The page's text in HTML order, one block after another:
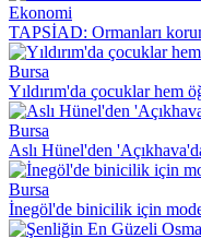
Ekonomi
TAPSİAD: Ormanları
Bursa
Yıldırım'da çocuklar hem
Bursa
Aslı Hünel'den
Bursa
İnegöl'de binicilik için